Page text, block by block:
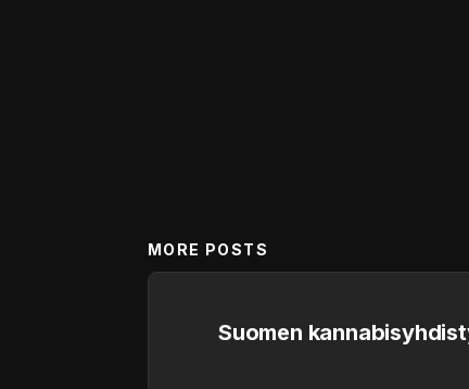
MORE POSTS
Suomen